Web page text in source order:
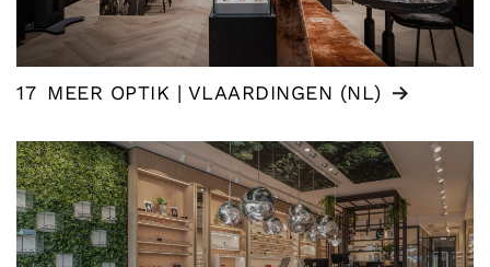
17 MEER OPTIK | VLAARDINGEN (NL)